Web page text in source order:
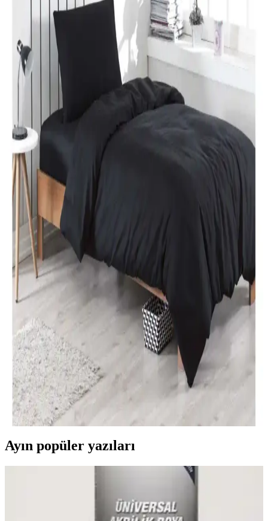
Özdilek Colormix ve Valoroso Çift Kişilik Nevresim
Takımları Karşılaştırması
Bu karşılaştırmada Özdilek Colormix ve Valoroso nevresim
takımlarının kumaş özellikleri, tasarım ve kullanıcı yorumları detaylı
inceleniyor.
Taç Lisanslı Kuromi Temalı Tek Kişilik Pamuklu
Nevresim Takımı Detayları
%100 pamuklu Kuromi nevresim takımı, genç ve dinamik
tasarımıyla rahatlık ve şıklığı bir arada sunar. Yüksek kalite malzeme
ve pratik kullanım özellikleriyle ideal yatak odası seçeneği.
Karaca Home Nevresim Takımları Karşılaştırması:
Malzeme, Tasarım ve Kullanıcı Yorumları
İki farklı Karaca Home nevresim takımı detaylı karşılaştırmasıyla
malzeme, tasarım ve kullanıcı yorumlarını keşfedin. Konfor ve
estetik açısından önemli bilgiler içerir.
Özdilek Tek Kişilik Nevresim Takımları: Konfor ve
Şıklık Sunan Seçenekler
Özdilek'in çeşitli tasarımlarıyla, konfor ve şıklığı bir arada sunan tek
kişilik nevresim takımları, kaliteli kumaşlar ve uygun fiyat
seçenekleriyle odanızı yenilemenize yardımcı olur.
Modern Yatak Odası Dekorasyonunda Siyah Tek
Kişilik Nevresim Takımı Seçenekleri ve İpuçları
Modern yatak odalarında siyah tek kişilik nevresim takımları, şıklık
ve fonksiyonelliği bir arada sunar. Kaliteli malzeme ve doğru bakım
ile uzun ömür sağlar, dekorasyona şıklık katar.
Ayın popüler yazıları